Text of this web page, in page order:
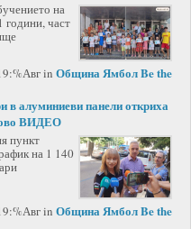
на
години, част
in Община ЯмболBe the
в алуминиеви панели откриха
ВИДЕО
пункт
на 1 140
in Община ЯмболBe the